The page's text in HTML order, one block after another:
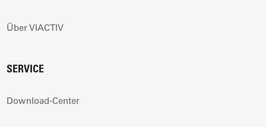
Über VIACTIV
SERVICE
Download-Center